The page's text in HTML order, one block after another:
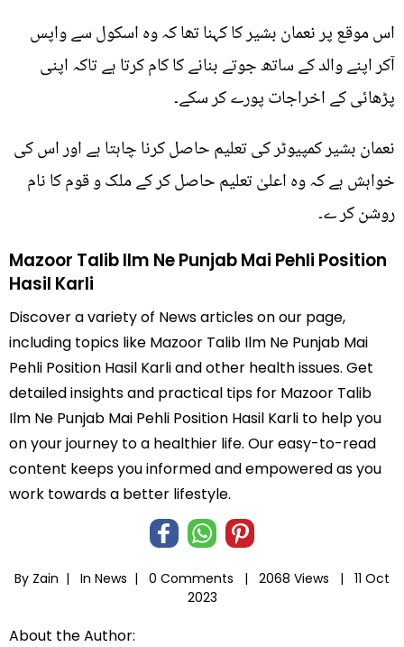
اس موقع پر نعمان بشیر کا کہنا تھا کہ وہ اسکول سے واپس
آکر اپنے والد کے ساتھ جوتے بنانے کا کام کرتا ہے تاکہ اپنی
پڑھائی کے اخراجات پورے کر سکے۔
نعمان بشیر کمپیوٹر کی تعلیم حاصل کرنا چاہتا ہے اور اس کی
خواہش ہے کہ وہ اعلیٰ تعلیم حاصل کر کے ملک و قوم کا نام
روشن کر ے۔
Mazoor Talib Ilm Ne Punjab Mai Pehli Position
Hasil Karli
Discover a variety of News articles on our page,
including topics like Mazoor Talib Ilm Ne Punjab Mai
Pehli Position Hasil Karli and other health issues. Get
detailed insights and practical tips for Mazoor Talib
Ilm Ne Punjab Mai Pehli Position Hasil Karli to help you
on your journey to a healthier life. Our easy-to-read
content keeps you informed and empowered as you
work towards a better lifestyle.
By Zain | In News | 0 Comments | 2068 Views |
11 Oct
2023
About the Author: